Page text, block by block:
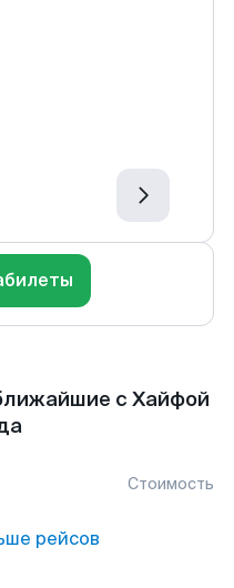
с Хайфой
Стоимость
рейсов